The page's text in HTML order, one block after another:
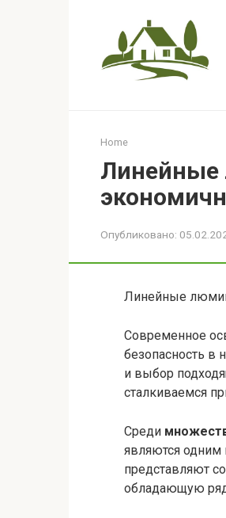
Home
Опубликовано:
Линейные
Современное
безопасность в
и выбор
сталкиваемся
Среди
являются одним
представляют
обладающую